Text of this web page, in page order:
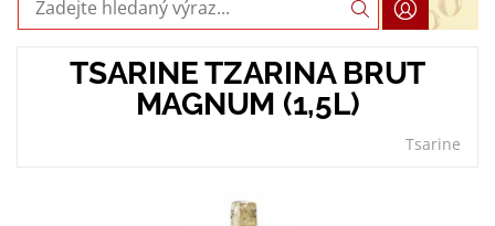
TSARINE TZARINA BRUT
MAGNUM (1,5L)
Tsarine